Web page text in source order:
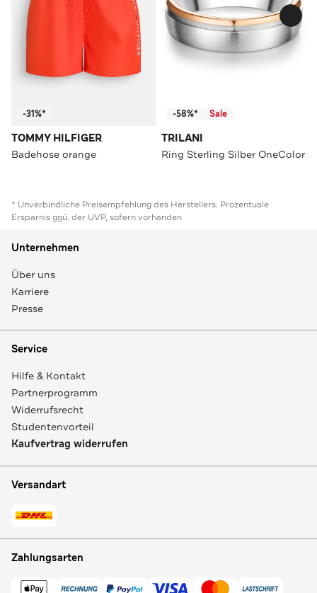
-31%*
TOMMY HILFIGER
Badehose orange
-58%* Sale
TRILANI
Ring Sterling Silber OneColor
* Unverbindliche Preisempfehlung des Herstellers. Prozentuale
Ersparnis ggü. der UVP, sofern vorhanden
Unternehmen
Über uns
Karriere
Presse
Service
Hilfe & Kontakt
Partnerprogramm
Widerrufsrecht
Studentenvorteil
Kaufvertrag widerrufen
Versandart
Zahlungsarten